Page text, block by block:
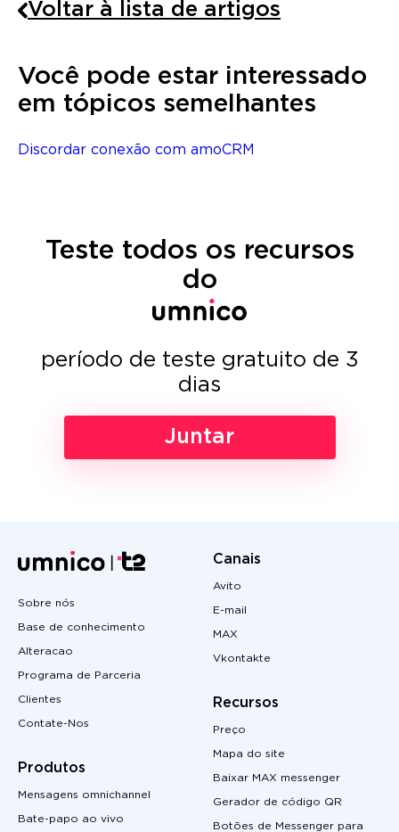
Voltar à lista de artigos
Você pode estar interessado
em tópicos semelhantes
Discordar conexão com amoCRM
Teste todos os recursos
do
período de teste gratuito de 3
dias
Juntar
Sobre nós
Base de conhecimento
Alteracao
Programa de Parceria
Clientes
Contate-Nos
Produtos
Mensagens omnichannel
Bate-papo ao vivo
Canais
Avito
E-mail
MAX
Vkontakte
Recursos
Preço
Mapa do site
Baixar MAX messenger
Gerador de código QR
Botões de Messenger para